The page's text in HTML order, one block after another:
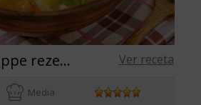
Sauerkrautsuppe rezept mit Olivenöl Ver receta
Media